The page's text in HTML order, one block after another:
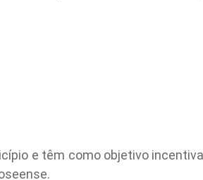
e têm como objetivo